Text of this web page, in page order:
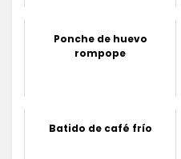
Ponche de huevo
rompope
Batido de café frío